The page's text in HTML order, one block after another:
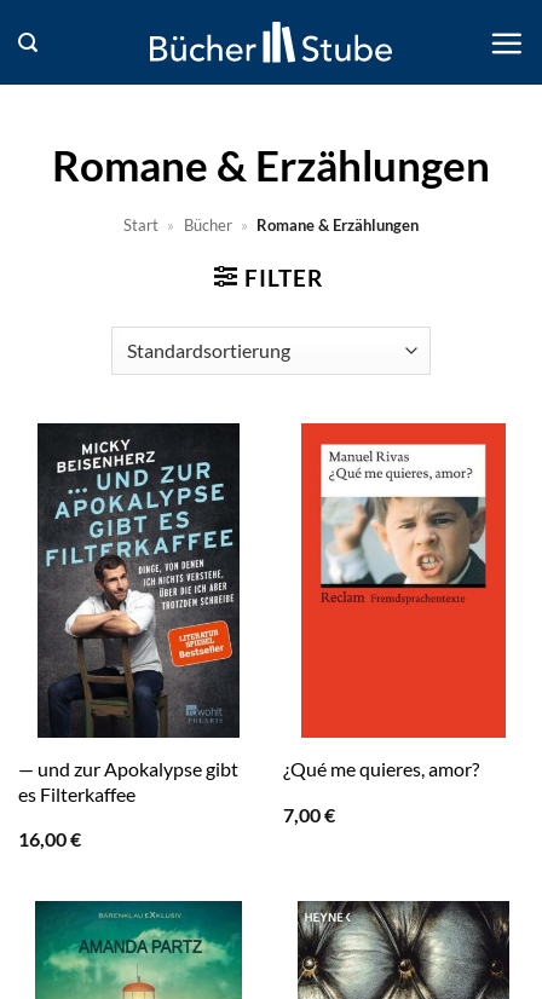
Inhalt
springen
Romane & Erzählungen
Start » Bücher » Romane & Erzählungen
FILTER
— und zur Apokalypse gibt
es Filterkaffee
16,00€
¿Qué me quieres, amor?
7,00€